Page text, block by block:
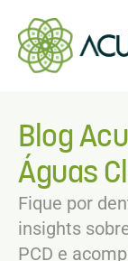
Blog
Águas
Fique por
insights
PCD e